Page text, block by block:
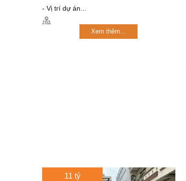
- Vị trí dự án...
Xem thêm...
11 tỷ